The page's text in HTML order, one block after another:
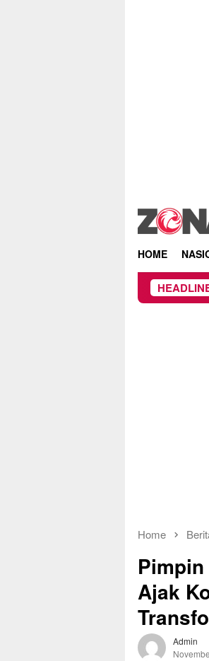
HOME
Home
Ajak
Admin